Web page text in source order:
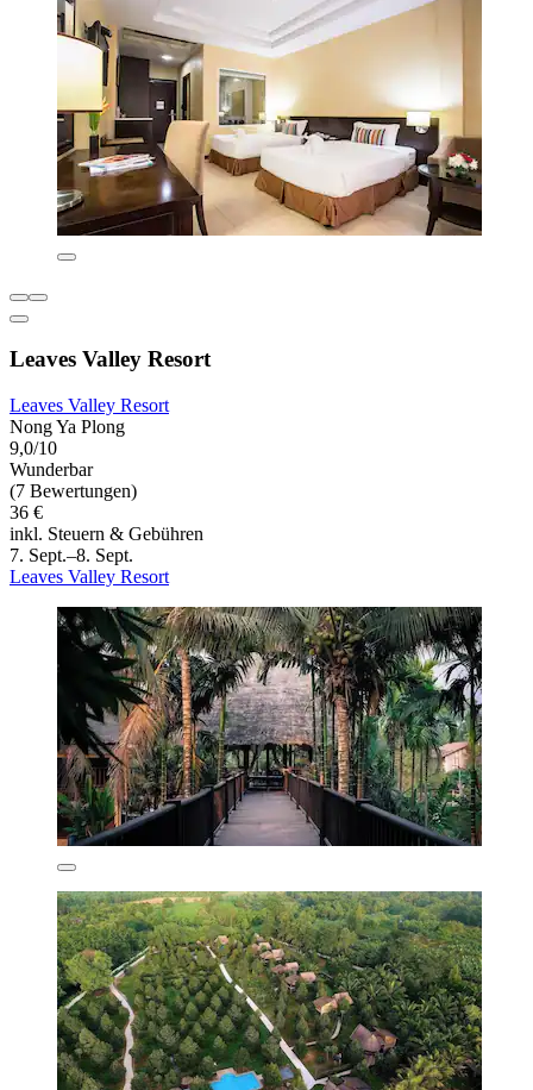
Leaves Valley Resort
Leaves Valley Resort
Nong Ya Plong
9,0/10
Wunderbar
(7 Bewertungen)
36 €
inkl. Steuern & Gebühren
7. Sept.–8. Sept.
Leaves Valley Resort